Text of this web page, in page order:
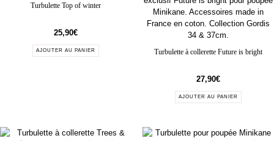
Turbulette Top of winter
25,90€
AJOUTER AU PANIER Turbulette à collerette Future is bright
27,90€
AJOUTER AU PANIER